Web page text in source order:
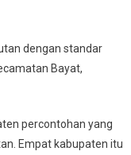
dengan standar
Bayat,
percontohan yang
Empat kabupaten itu